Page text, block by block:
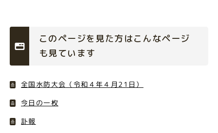
このページを見た方はこんなページ
も見ています
全国水防大会（令和４年４月21日）
今日の一枚
訃報